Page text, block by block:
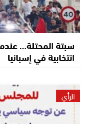
سبتة المحتلة…
انتخابية في إسبانيا
الرأي